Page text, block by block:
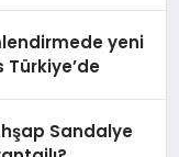
yeni
Türkiye’de
Sandalye